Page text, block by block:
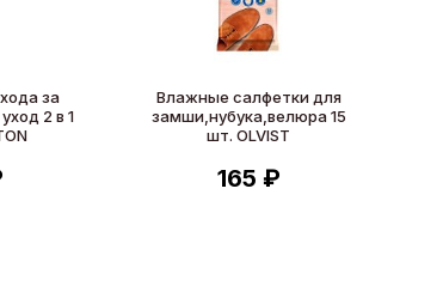
за
2 в 1
Влажные салфетки для
замши,нубука,велюра 15
шт. OLVIST
165 ₽